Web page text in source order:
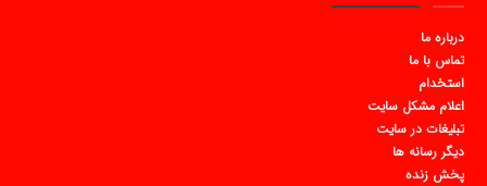
درباره ما
تماس با ما
استخدام
اعلام مشکل سایت
تبلیغات در سایت
دیگر رسانه ها
پخش زنده